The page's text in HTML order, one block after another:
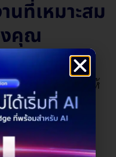
นที่เหมาะสม
งคุณ
จของตนเองจึงเป็น
งข้าม โดยแนะนำให้
นี้